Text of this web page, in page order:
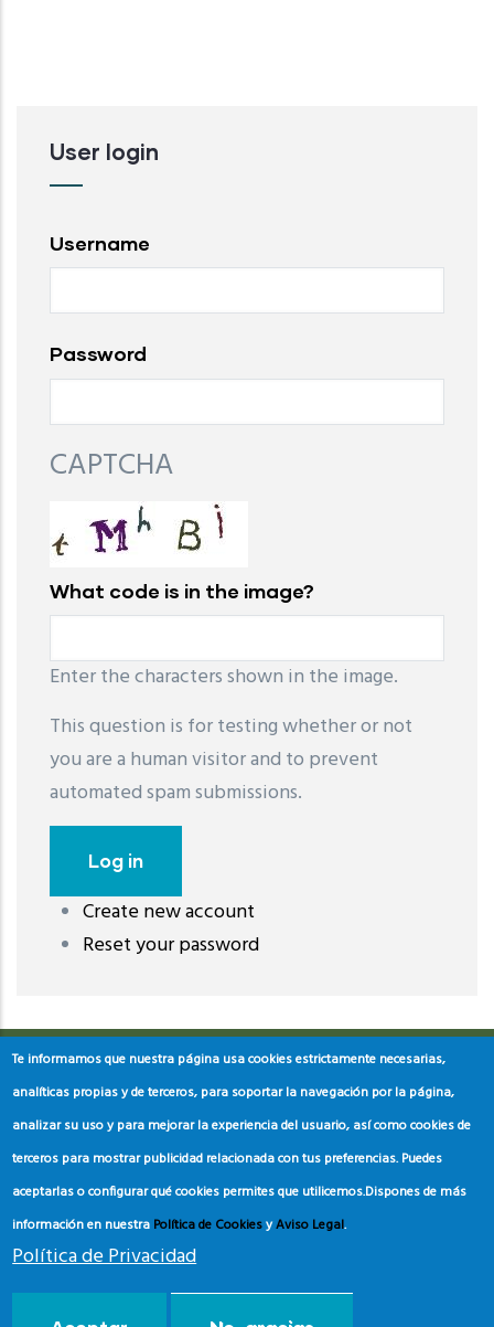
User login
Username
Password
CAPTCHA
What code is in the image?
Enter the characters shown in the image.
This question is for testing whether or not
you are a human visitor and to prevent
automated spam submissions.
Create new account
Reset your password
레딧 다운로드coloring pages printable
download
Te informamos que nuestra página usa cookies estrictamente necesarias,
analíticas propias y de terceros, para soportar la navegación por la página,
analizar su uso y para mejorar la experiencia del usuario, así como cookies de
terceros para mostrar publicidad relacionada con tus preferencias. Puedes
aceptarlas o configurar qué cookies permites que utilicemos.Dispones de más
información en nuestra Política de CookiesyAviso Legal.
Política de Privacidad